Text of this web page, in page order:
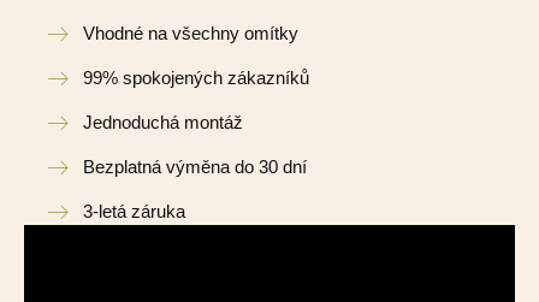
Vhodné na všechny omítky
99% spokojených zákazníků
Jednoduchá montáž
Bezplatná výměna do 30 dní
3-letá záruka